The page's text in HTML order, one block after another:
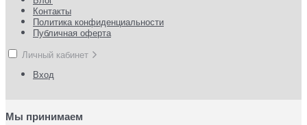
Контакты
Политика конфиденциальности
Публичная оферта
Личный кабинет
Вход
Мы принимаем